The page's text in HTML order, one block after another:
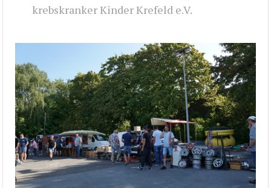
krebskranker Kinder Krefeld e.V.